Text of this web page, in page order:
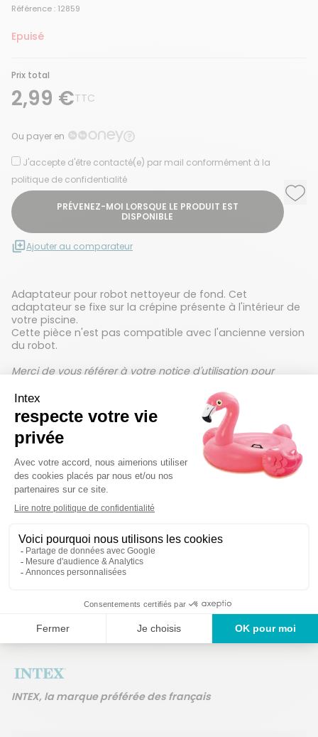
Référence : 12859
Epuisé
Prix total
2,99 €TTC
Ou payer en
J'accepte d'être contacté(e) par mail conformément à la
politique de confidentialité
PRÉVENEZ-MOI LORSQUE LE PRODUIT EST
DISPONIBLE
Ajouter au comparateur
Adaptateur pour robot nettoyeur de fond. Cet
adaptateur se fixe sur la crépine présente à l'intérieur de
votre piscine.
Cette pièce n'est pas compatible avec l'ancienne version
du robot.
Merci de vous référer à votre notice d'utilisation pour
Détails techniques
Un service en France
INTEX, la marque préférée des français